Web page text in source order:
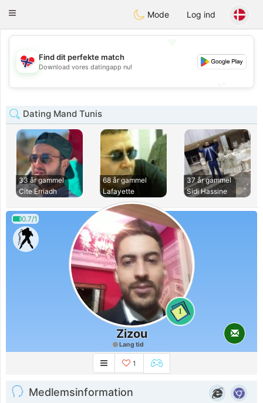
EkteNordmenn
Toggle
Mode Log ind
💖
💕
Find dit perfekte match
Download vores datingapp nu!
Dating Mand Tunis
33 år gammel
Cite Erriadh
68 år gammel
Lafayette
37 år gammel
Sidi Hassine
0.7/1
1
Zizou
Lang tid
1
Medlemsinformation